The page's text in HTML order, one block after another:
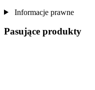
Informacje prawne
Pasujące produkty